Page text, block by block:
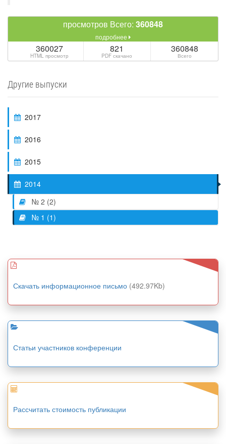
просмотров Всего: 360848
подробнее
360027
HTML просмотр
821
PDF скачано
360848
Всего
Другие выпуски
2017
2016
2015
2014
№ 2 (2)
№ 1 (1)
Скачать информационное письмо (492.97Kb)
Статьи участников конференции
Рассчитать стоимость публикации